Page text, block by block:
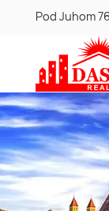
Pod Juhom